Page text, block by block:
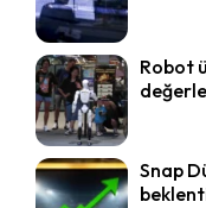
Robot
Snap